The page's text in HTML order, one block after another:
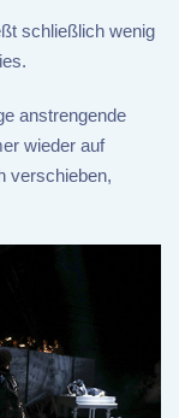
schließlich wenig
anstrengende
wieder auf
verschieben,